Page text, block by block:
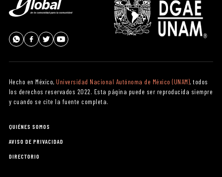
Hecho en México, Universidad Nacional Autónoma de México (UNAM), todos
los derechos reservados 2022. Esta página puede ser reproducida siempre
y cuando se cite la fuente completa.
QUIÉNES SOMOS
AVISO DE PRIVACIDAD
DIRECTORIO